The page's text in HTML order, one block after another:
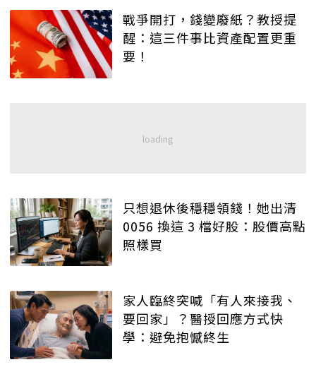
戰爭開打，錢變廢紙？教授提
醒：這三件事比資產配置更重
要！
只想退休後穩穩領錢！她出清
0056 換這 3 檔好股：股價高點
照樣買
家人臨終突喊「有人來接我、
要回家」？醫授回應方式快
學：避免抱憾終生